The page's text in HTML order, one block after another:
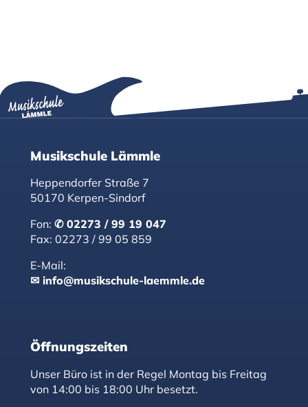
Musikschule Lämmle
Heppendorfer Straße 7
50170 Kerpen-Sindorf
Fon:
02273 / 99 19 047
Fax: 02273 / 99 05 859
E-Mail:
info@musikschule-laemmle.de
Öffnungszeiten
Unser Büro ist in der Regel Montag bis Freitag
von 14:00 bis 18:00 Uhr besetzt.